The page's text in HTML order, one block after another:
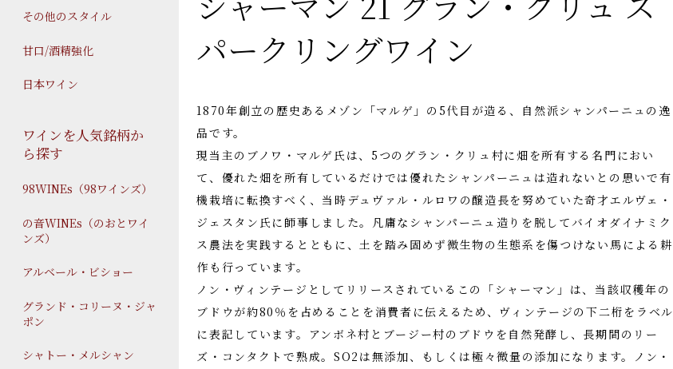
その他のスタイル
甘口/酒精強化
日本ワイン
ワインを人気銘柄か
ら探す
98WINEs（98ワインズ）
の音WINEs（のおとワイ
ンズ）
アルベール・ビショー
グランド・コリーヌ・ジャ
ポン
シャトー・メルシャン
パークリングワイン
1870年創立の歴史あるメゾン「マルゲ」の5代目が造る、自然派シャンパーニュの逸
品です。
現当主のブノワ・マルゲ氏は、5つのグラン・クリュ村に畑を所有する名門におい
て、優れた畑を所有しているだけでは優れたシャンパーニュは造れないとの思いで有
機栽培に転換すべく、当時デュヴァル・ルロワの醸造長を努めていた奇才エルヴェ・
ジェスタン氏に師事しました。凡庸なシャンパーニュ造りを脱してバイオダイナミク
ス農法を実践するとともに、土を踏み固めず微生物の生態系を傷つけない馬による耕
作も行っています。
ノン・ヴィンテージとしてリリースされているこの「シャーマン」は、当該収穫年の
ブドウが約80％を占めることを消費者に伝えるため、ヴィンテージの下二桁をラベル
に表記しています。アンボネ村とブージー村のブドウを自然発酵し、長期間のリー
ズ・コンタクトで熟成。SO2は無添加、もしくは極々微量の添加になります。ノン・